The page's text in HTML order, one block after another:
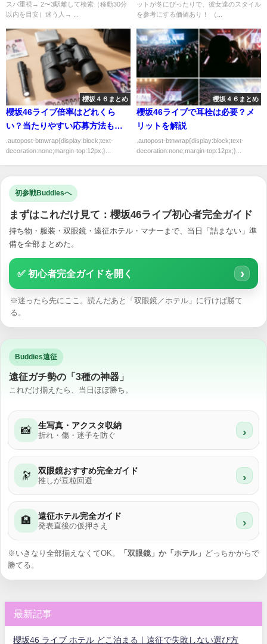
スパ重視→ 2〜3駅離して検索（移動30分
以内を目安）迷う人→ ...
ットが冬にぴったりで、彼女達のスタイル
を参考にする価値あり！ （...
櫻坂４６まとめ
櫻坂46ライブ倍率はどれくら
い？当たりやすい応募方法も解
説
.autopost-btnwrap{display:block;text-
decoration:none;margin-top:12px;}...
櫻坂４６まとめ
櫻坂46ライブで耳栓は必要？メ
リットを解説
.autopost-btnwrap{display:block;text-
decoration:none;margin-top:12px;}...
初参戦Buddiesへ
まずはこれだけ見て：櫻坂46ライブ初心者完全ガイド
持ち物・服装・双眼鏡・遠征ホテル・マナーまで、当日「詰まない」準
備を全部まとめた。
✅ 初心者完全ガイドを開く ›
※迷ったら先にここ。読んだあと「双眼鏡／ホテル」に行けば勝て
る。
Buddies遠征
遠征ガチ勢の「3種の神器」
これだけ揃えたら、当日ほぼ勝ち。
📸 生写真・アクスタ収納
折れ・傷・迷子を防ぐ ›
🔭 双眼鏡おすすめ完全ガイド
推しが豆粒回避 ›
🏨 遠征ホテル完全ガイド
発表直後の仮押さえ ›
※いきなり全部揃えなくてOK。 「双眼鏡」か「ホテル」
どっちかからで
勝てる。
最新記事
櫻坂46 ライブ ホテル どこ泊まる｜遠征で失敗しない選び方